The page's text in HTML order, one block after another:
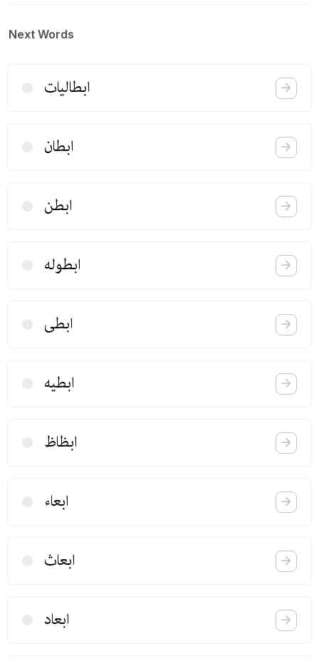
Next Words
ابطالیات
ابطان
ابطن
ابطوله
ابطی
ابطیه
ابظاظ
ابعاء
ابعاث
ابعاد